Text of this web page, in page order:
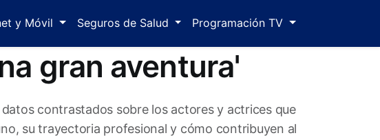
y Móvil Seguros de Salud Programación TV
gran aventura'
datos contrastados sobre los actores y actrices que
su trayectoria profesional y cómo contribuyen al